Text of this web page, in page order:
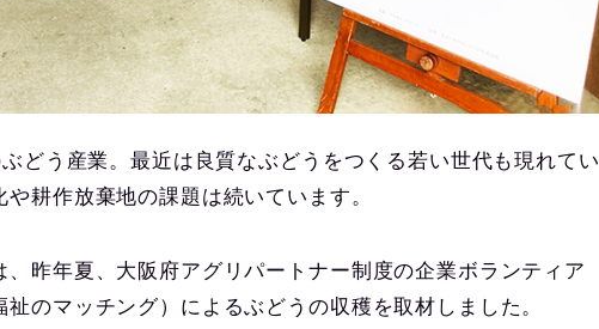
どう産業。最近は良質なぶどうをつくる若い世代も現れてい
耕作放棄地の課題は続いています。
、昨年夏、大阪府アグリパートナー制度の企業ボランティア
のマッチング）によるぶどうの収穫を取材しました。